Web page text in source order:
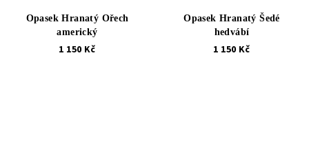
Opasek Hranatý Ořech
americký
1 150 Kč
Opasek Hranatý Šedé
hedvábí
1 150 Kč